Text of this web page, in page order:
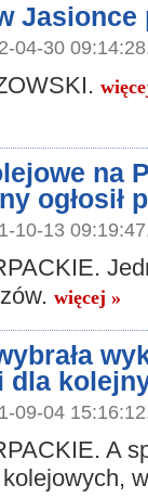
04-30
na
ogłosił
10-13
więcej »
dla
09-04
A